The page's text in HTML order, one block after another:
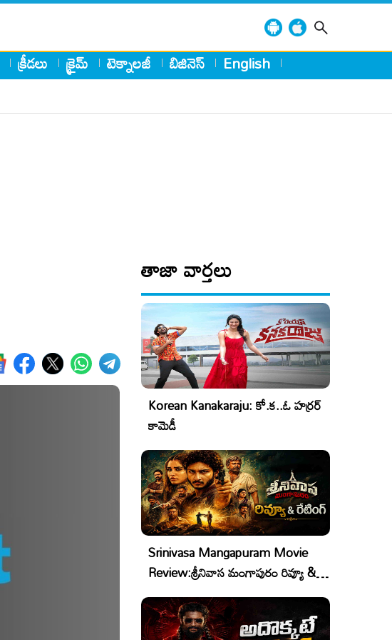
క్రీడలు క్రైమ్ టెక్నాలజీ బిజినెస్ English
తాజా వార్తలు
Korean Kanakaraju: కో.క..ఓ హర్రర్
కామెడీ
Srinivasa Mangapuram Movie
Review:శ్రీనివాస మంగాపురం రివ్యూ &
రేటింగ్